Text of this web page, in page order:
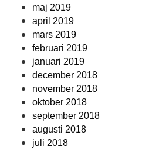
maj 2019
april 2019
mars 2019
februari 2019
januari 2019
december 2018
november 2018
oktober 2018
september 2018
augusti 2018
juli 2018